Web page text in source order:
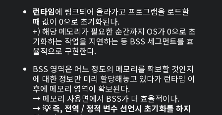
런타임에 링크되어 올라가고 프로그램을 로드할
때 값이 0으로 초기화된다.
+) 해당 메모리가 필요한 순간까지 OS가 0으로 초
기화하는 작업을 지연하는 등 BSS 세그먼트를 효
율적으로 구현한다.
BSS 영역은 어느 정도의 메모리를 확보할 것인지
에 대한 정보만 미리 할당해놓고 있다가 런타임 이
후에 메모리 영역이 확보된다.
→ 메모리 사용면에서 BSS가 더 효율적이다.
→💡 즉, 전역 / 정적 변수 선언시 초기화를 하지